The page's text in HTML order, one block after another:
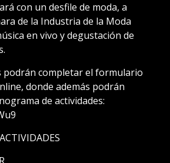
con un desfile de moda, a
de la Industria de la Moda
en vivo y degustación de
podrán completar el formulario
donde además podrán
de actividades: